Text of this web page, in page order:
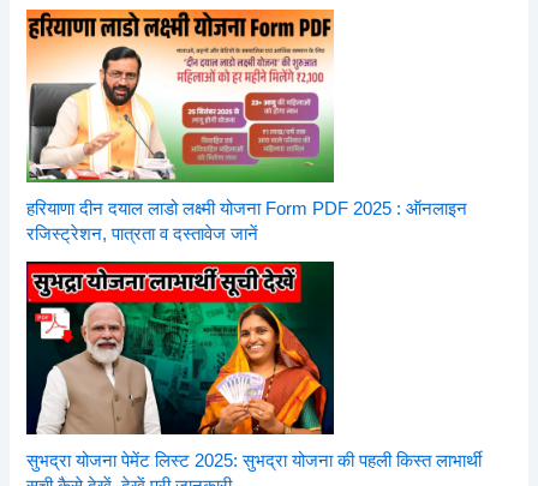
हरियाणा दीन दयाल लाडो लक्ष्मी योजना Form PDF 2025 : ऑनलाइन
रजिस्ट्रेशन, पात्रता व दस्तावेज जानें
सुभद्रा योजना पेमेंट लिस्ट 2025: सुभद्रा योजना की पहली किस्त लाभार्थी